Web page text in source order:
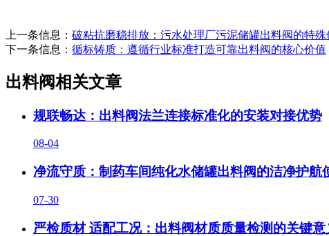
上一条信息： 破粘抗磨稳排放：污水处理厂污泥储罐出料阀的特殊
下一条信息： 循标铸质：遵循行业标准打造可靠出料阀的核心价值
出料阀相关文章
规联畅达：出料阀法兰连接标准化的安装对接优势
08-04
净流守质：制药车间纯化水储罐出料阀的洁净护航
07-30
严检质材 适配工况：出料阀材质质量检测的关键意